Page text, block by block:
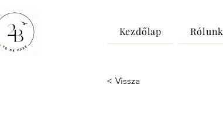
Kezdőlap Rólunk
< Vissza